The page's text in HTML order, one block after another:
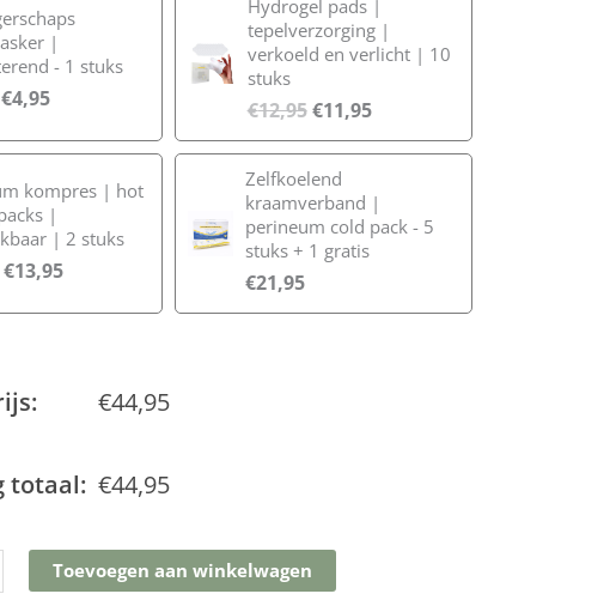
|
- 1 stuks
€4,95
Hydrogel pads |
tepelverzorging |
verkoeld en verlicht | 10
stuks
€12,95 €11,95
kompres | hot
|
| 2 stuks
€13,95
Zelfkoelend
kraamverband |
perineum cold pack - 5
stuks + 1 gratis
€21,95
€44,95
totaal: €44,95
Toevoegen aan winkelwagen